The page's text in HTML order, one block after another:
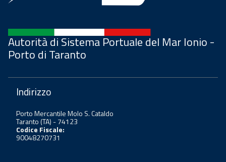
Autorità di Sistema Portuale del Mar Ionio -
Porto di Taranto
Indirizzo
Porto Mercantile Molo S. Cataldo
Taranto (TA) - 74123
Codice Fiscale:
90048270731